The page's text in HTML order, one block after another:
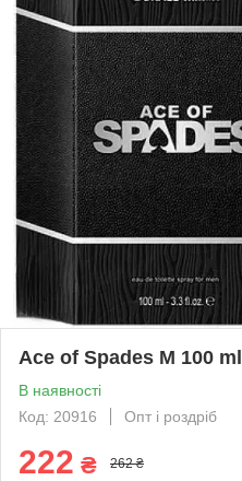
Ace of Spades M 100 ml
В наявності
Код: 20916
Опт і роздріб
222 ₴ 262 ₴